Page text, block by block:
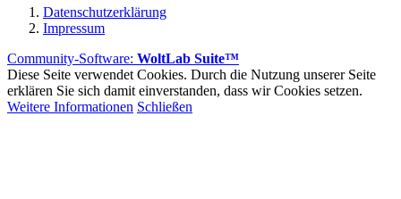
Datenschutzerklärung
Impressum
Community-Software: WoltLab Suite™
Diese Seite verwendet Cookies. Durch die Nutzung unserer Seite
erklären Sie sich damit einverstanden, dass wir Cookies setzen.
Weitere Informationen Schließen